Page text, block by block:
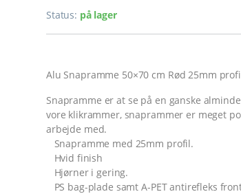
Status: på lager
Alu Snapramme 50×70 cm Rød 25mm
Snapramme er at se på en ganske
vore klikrammer, snaprammer er meget
arbejde med.
Snapramme med 25mm profil.
Hvid finish
Hjørner i gering.
PS bag-plade samt A-PET antirefleks